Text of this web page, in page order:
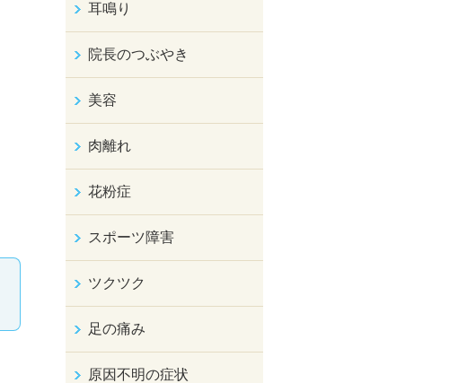
耳鳴り
院長のつぶやき
美容
肉離れ
花粉症
スポーツ障害
ツクツク
足の痛み
原因不明の症状